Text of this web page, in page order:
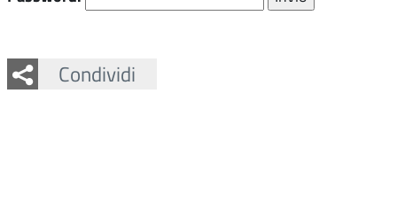
Condividi
Facebook
Twitter
Whatsapp